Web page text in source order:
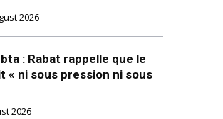
2026
: Rabat rappelle que le
« ni sous pression ni sous
2026